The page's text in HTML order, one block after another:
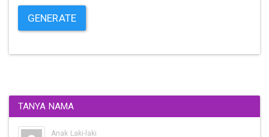
GENERATE
TANYA NAMA
Anak Laki-laki